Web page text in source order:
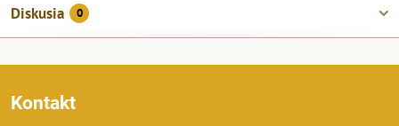
Diskusia 0
Kontakt